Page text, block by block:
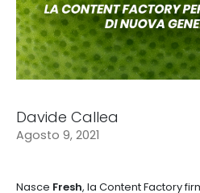
Davide Callea
Agosto 9, 2021
Nasce Fresh, la Content Factory